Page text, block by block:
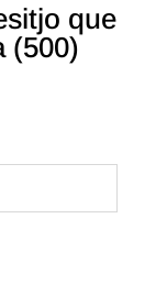
que
(500)